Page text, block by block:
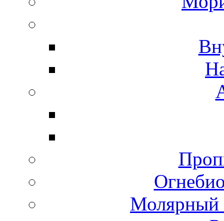
Молярный